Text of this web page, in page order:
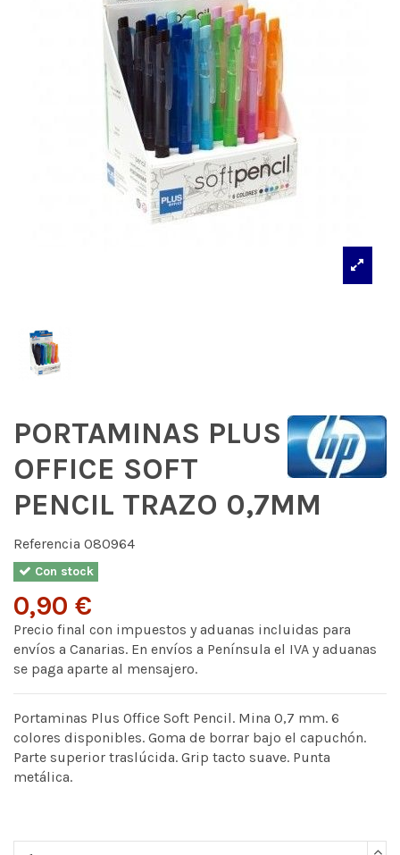
PORTAMINAS PLUS
OFFICE SOFT
PENCIL TRAZO 0,7MM
Referencia 080964
Con stock
0,90 €
Precio final con impuestos y aduanas incluidas para
envíos a Canarias. En envíos a Península el IVA y aduanas
se paga aparte al mensajero.
Portaminas Plus Office Soft Pencil. Mina 0,7 mm. 6
colores disponibles. Goma de borrar bajo el capuchón.
Parte superior traslúcida. Grip tacto suave. Punta
metálica.